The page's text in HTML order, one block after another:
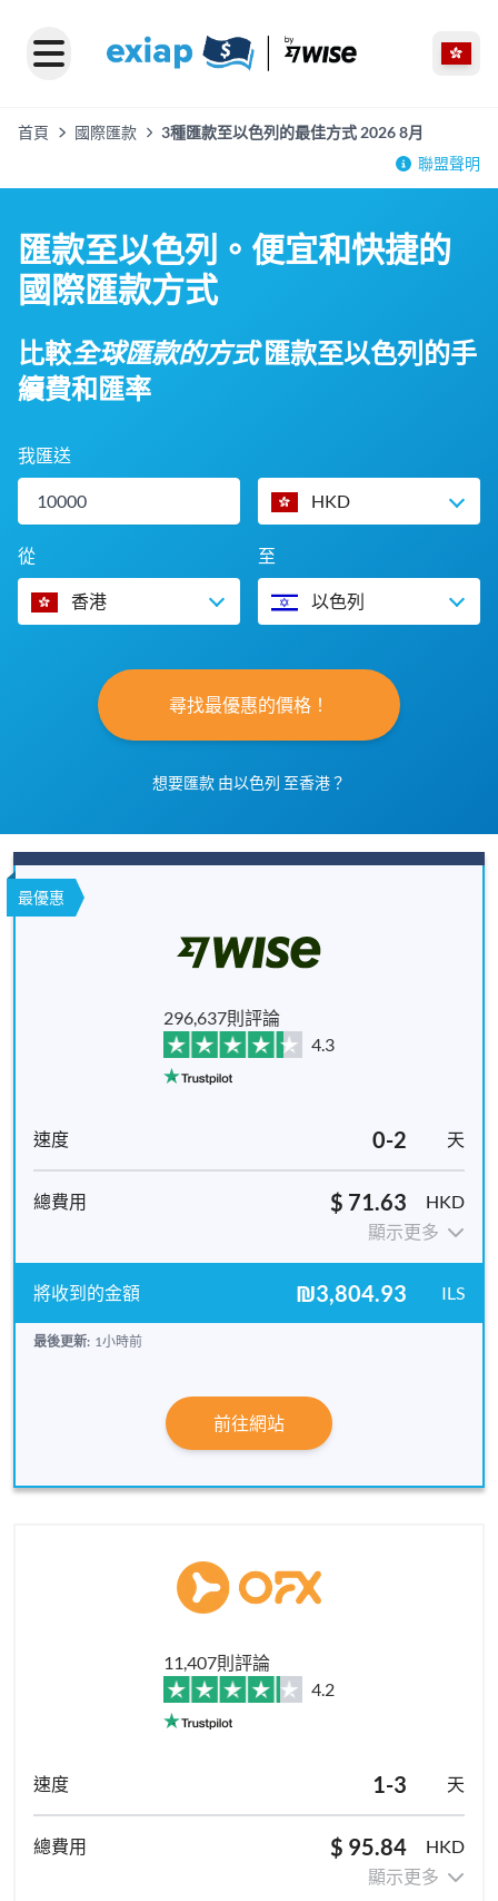
首頁 國際匯款
3種匯款至以色列的最佳方式 2026 8月
聯盟聲明
匯款至以色列。便宜和快捷的
國際匯款方式
比較全球匯款的方式匯款至以色列的手
續費和匯率
我匯送
HKD
從
香港
至
以色列
尋找最優惠的價格！
想要匯款 由以色列 至香港？
最優惠
296,637則評論
4.3
0-2 天
$ 71.63
HKD
顯示更多
₪3,804.93 ILS
最後更新: 1小時前
前往網站
11,407則評論
4.2
1-3 天
$ 95.84
HKD
顯示更多